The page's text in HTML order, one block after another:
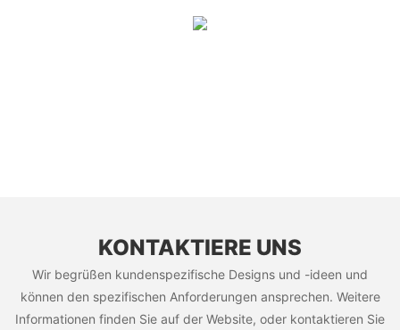
KONTAKTIERE UNS
Wir begrüßen kundenspezifische Designs und -ideen und
können den spezifischen Anforderungen ansprechen. Weitere
Informationen finden Sie auf der Website, oder kontaktieren Sie